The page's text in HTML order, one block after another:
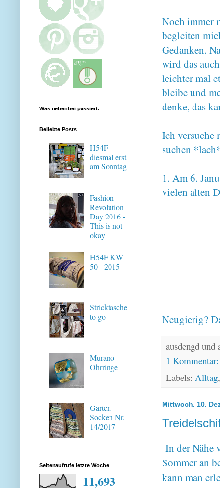
Noch immer
begleiten
Gedanken.
wird das
leichter mal
bleibe und
denke, das
Ich versuche
suchen
1. Am 6.
vielen alten
Neugierig?
ausdengd
1
Labels: Alltag
Mittwoch, 10.
In der Nähe
Sommer an
kann man
Was nebenbei passiert:
Beliebte Posts
H54F -
diesmal erst
am Sonntag
Fashion
Revolution
Day 2016 -
This is not
okay
H54F KW
50 - 2015
Stricktasche
to go
Murano-
Ohrringe
Garten -
Socken Nr.
14/2017
Seitenaufrufe letzte Woche
11,693